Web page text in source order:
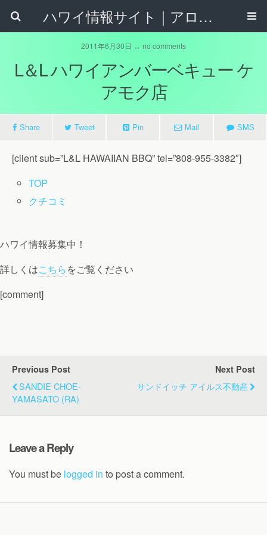
ハワイ情報サイト｜アロハタウンネット
2011年6月30日 ↔ no comments
L＆L ハワイアンバーベキュー ケ
アモク店
Share Tweet Pin Mail SMS
[client sub=”L&L HAWAIIAN BBQ” tel=”808-955-3382″]
TOP
クチコミ
ハワイ情報募集中！
詳しくはこちらをご覧ください
[comment]
Previous Post
SANDIE CHOE-
YAMASATO (RA)
Next Post
サンドイッチ アイルス不動産
Leave a Reply
You must be logged in to post a comment.